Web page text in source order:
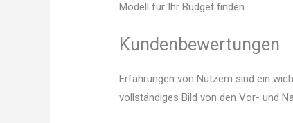
Modell für Ihr Budget finden.
Kundenbewertungen
Erfahrungen von Nutzern sind ein
vollständiges Bild von den Vor- und